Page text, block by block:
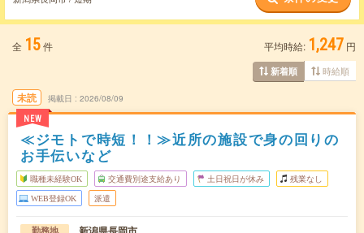
全 15件 平均時給: 1,247 円
新着順 時給順
未読
NEW
掲載日 2026/08/09
≪ジモトで時短！！≫近所の施設で身の回りの
お手伝いなど
職種未経験OK 交通費別途支給あり 土日祝日が休み 残業なし
WEB登録OK 派遣
勤務地